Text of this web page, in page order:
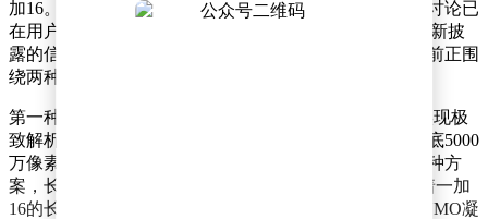
加16。这款新机尚未正式登场，但关于其配置与特性的讨论已
在用户群体中引发热议。根据数码博主@智慧皮卡丘 最新披
露的信息，一加16在影像系统上可能带来重大突破，目前正围
绕两种方案进行最终决策。
第一种方案采用“双2亿像素”后置模组，通过超高像素实现极
致解析力；第二种方案则侧重单主摄性能，搭载一颗大底5000
万像素传感器，以优化进光量与动态范围。无论选择哪种方
案，长焦镜头均可能采用2亿像素大底传感器，这意味着一加
16的长焦拍摄能力将成为核心卖点之一。该机或配备LUMO凝